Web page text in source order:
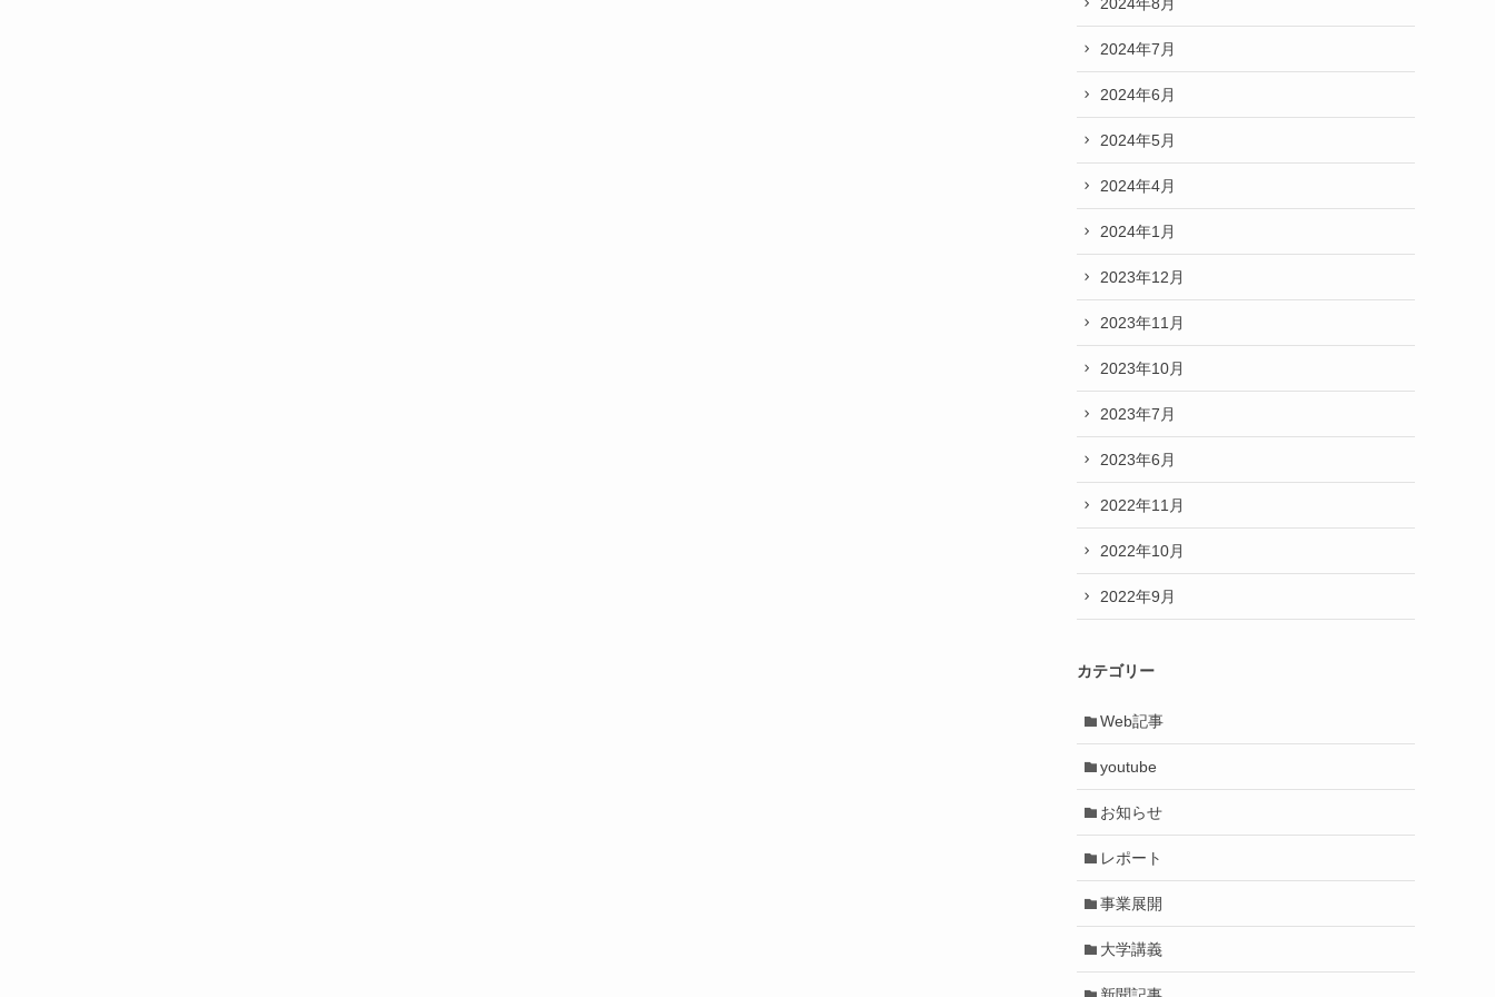
2024年7月
2024年6月
2024年5月
2024年4月
2024年1月
2023年12月
2023年11月
2023年10月
2023年7月
2023年6月
2022年11月
2022年10月
2022年9月
カテゴリー
Web記事
youtube
お知らせ
レポート
事業展開
大学講義